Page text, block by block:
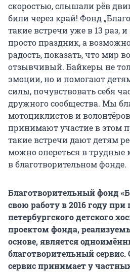
скоростью, слышали рёв
били через край! Фонд
такие встречи уже в 13 раз,
просто праздник, а
радость, показать, что мир
отзывчивый. Байкеры не
эмоции, но и помогают
силы, почувствовать себя
дружного сообщества. Мы
мотоциклистов и
принимают участие в этом
такие встречи дают детям
можно опереться в трудные
в благотворительном фонде.
Благотворительный фонд
свою работу в 2016 году
петербургского детского
проектом фонда,
основе, является
благотворительный сервис.
сервис принимает у